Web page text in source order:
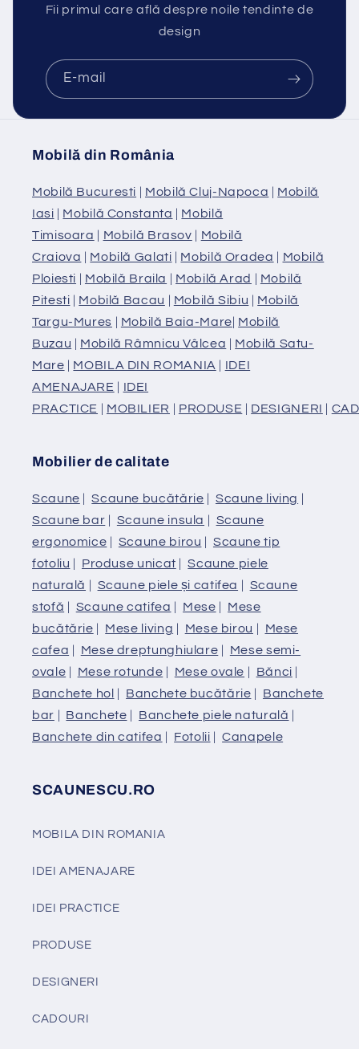
Fii primul care află despre noile tendinte de
design
E-mail
Mobilă din România
Mobilă Bucuresti | Mobilă Cluj-Napoca | Mobilă
Iasi | Mobilă Constanta | Mobilă
Timisoara | Mobilă Brasov | Mobilă
Craiova | Mobilă Galati | Mobilă Oradea | Mobilă
Ploiesti | Mobilă Braila | Mobilă Arad | Mobilă
Pitesti | Mobilă Bacau | Mobilă Sibiu | Mobilă
Targu-Mures | Mobilă Baia-Mare| Mobilă
Buzau | Mobilă Râmnicu Vâlcea | Mobilă Satu-
Mare | MOBILA DIN ROMANIA | IDEI
AMENAJARE | IDEI
PRACTICE | MOBILIER | PRODUSE | DESIGNERI |
Mobilier de calitate
Scaune |Scaune bucătărie | Scaune living |
Scaune bar | Scaune insula | Scaune
ergonomice | Scaune birou | Scaune tip
fotoliu | Produse unicat |Scaune piele
naturală | Scaune piele și catifea | Scaune
stofă | Scaune catifea | Mese | Mese
bucătărie | Mese living | Mese birou | Mese
cafea | Mese dreptunghiulare | Mese semi-
ovale | Mese rotunde | Mese ovale | Bănci |
Banchete hol | Banchete bucătărie | Banchete
bar | Banchete | Banchete piele naturală |
Banchete din catifea | Fotolii |Canapele
SCAUNESCU.RO
MOBILA DIN ROMANIA
IDEI AMENAJARE
IDEI PRACTICE
PRODUSE
DESIGNERI
CADOURI